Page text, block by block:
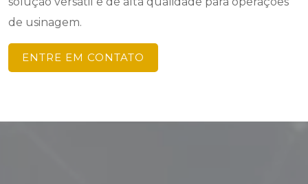
de usinagem.
ENTRE EM CONTATO